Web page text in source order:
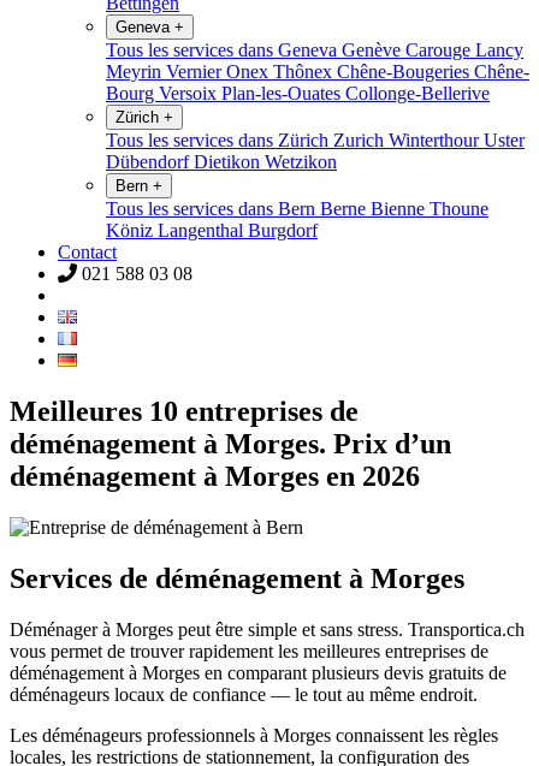
Geneva +
Tous les services dans Geneva Genève Carouge Lancy
Meyrin VernierOnex Thônex Chêne-Bougeries Chêne-
Bourg Versoix Plan-les-Ouates Collonge-Bellerive
Zürich +
Tous les services dans Zürich Zurich WinterthourUster
DübendorfDietikon Wetzikon
Bern +
Tous les services dans Bern Berne Bienne Thoune
Köniz Langenthal Burgdorf
Contact
021 588 03 08
Meilleures 10 entreprises de
déménagement à Morges. Prix d’un
déménagement à Morges en 2026
Services de déménagement à Morges
Déménager à Morges peut être simple et sans stress. Transportica.ch
vous permet de trouver rapidement les meilleures entreprises de
déménagement à Morges en comparant plusieurs devis gratuits de
déménageurs locaux de confiance — le tout au même endroit.
Les déménageurs professionnels à Morges connaissent les règles
locales, les restrictions de stationnement, la configuration des